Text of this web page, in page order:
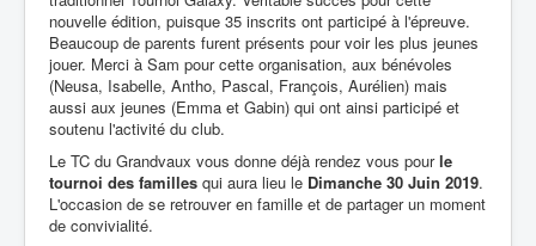
nouvelle édition, puisque 35 inscrits ont participé à l'épreuve.
Beaucoup de parents furent présents pour voir les plus jeunes
jouer. Merci à Sam pour cette organisation, aux bénévoles
(Neusa, Isabelle, Antho, Pascal, François, Aurélien) mais
aussi aux jeunes (Emma et Gabin) qui ont ainsi participé et
soutenu l'activité du club.
Le TC du Grandvaux vous donne déjà rendez vous pourle
tournoi des familles qui aura lieu le Dimanche 30 Juin 2019.
L'occasion de se retrouver en famille et de partager un moment
de convivialité.